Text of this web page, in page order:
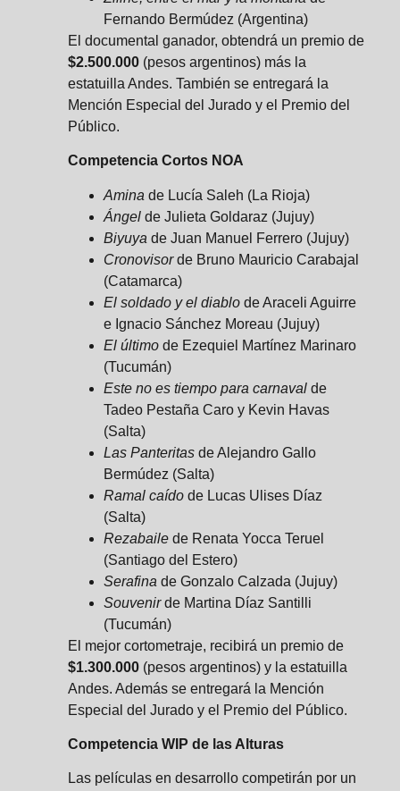
Fernando Bermúdez (Argentina)
El documental ganador, obtendrá un premio de
$2.500.000(pesos argentinos) más la
estatuilla Andes. También se entregará la
Mención Especial del Jurado y el Premio del
Público.
Competencia Cortos NOA
Amina de Lucía Saleh (La Rioja)
Ángel de Julieta Goldaraz (Jujuy)
Biyuya de Juan Manuel Ferrero (Jujuy)
Cronovisorde Bruno Mauricio Carabajal
(Catamarca)
El soldado y el diablode Araceli Aguirre
e Ignacio Sánchez Moreau (Jujuy)
El últimode Ezequiel Martínez Marinaro
(Tucumán)
Este no es tiempo para carnavalde
Tadeo Pestaña Caro y Kevin Havas
(Salta)
Las Panteritasde Alejandro Gallo
Bermúdez (Salta)
Ramal caídode Lucas Ulises Díaz
(Salta)
Rezabailede Renata Yocca Teruel
(Santiago del Estero)
Serafina de Gonzalo Calzada (Jujuy)
Souvenirde Martina Díaz Santilli
(Tucumán)
El mejor cortometraje, recibirá un premio de
$1.300.000 (pesos argentinos) y la estatuilla
Andes. Además se entregará la Mención
Especial del Jurado y el Premio del Público.
Competencia WIP de las Alturas
Las películas en desarrollo competirán por un